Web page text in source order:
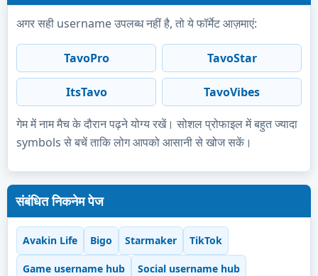
अगर सही username उपलब्ध नहीं है, तो ये फॉर्मेट आज़माएं:
TavoPro TavoStar
ItsTavo TavoVibes
गेम में नाम मैच के दौरान पढ़ने योग्य रखें। सोशल प्रोफाइल में बहुत ज्यादा
symbols से बचें ताकि लोग आपको आसानी से खोज सकें।
संबंधित निकनेम पेज
Avakin Life Bigo Starmaker TikTok
Game username hub Social username hub